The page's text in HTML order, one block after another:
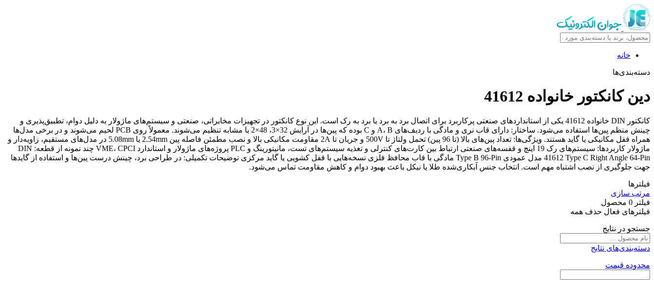
خانه
دسته‌بندی‌ها
دین کانکتور خانواده 41612
کانکتور DIN خانواده 41612 یکی از استانداردهای صنعتی پرکاربرد برای اتصال برد به برد یا برد به رک است. این نوع کانکتور در تجهیزات مخابراتی، صنعتی و سیستم‌های ماژولار به دلیل دوام، تطبیق‌پذیری و
چینش منظم پین‌ها استفاده می‌شود. ساختار: دارای قاب نری و مادگی با ردیف‌های A، B و C بوده که پین‌ها در آرایش 32×3، 48×2 یا مشابه تنظیم می‌شوند. معمولاً روی PCB لحیم می‌شوند و در برخی مدل‌ها
همراه قفل مکانیکی یا گاید هستند. ویژگی‌ها: تعداد پین‌های بالا (تا 96 پین) تحمل ولتاژ تا 500V و جریان تا 2A مقاومت مکانیکی بالا و نصب مطمئن فاصله پین 2.54mm یا 5.08mm در مدل‌های مستقیم، زاویه‌دار و
ماژولار کاربردها: سیستم‌های رک 19 اینچ و قفسه‌های صنعتی ارتباط بین کارت‌های کنترلی و تغذیه سیستم‌های تست، مانیتورینگ و PLC پروژه‌های ماژولار و استاندارد VME، CPCI چند نمونه از قطعه: DIN
41612 Type C Right Angle 64-Pin مدل عمودی Type B 96-Pin مادگی با قاب محافظ فلزی نسخه‌هایی با قفل کشویی یا گاید مرکزی توضیحات تکمیلی: در طراحی برد، چینش درست پین‌ها و استفاده از گایدها
جهت جلوگیری از نصب اشتباه مهم است. انتخاب جنس آبکاری‌شده طلا یا نیکل باعث بهبود دوام و کاهش مقاومت تماس می‌شود.
فیلترها
مرتب سازی
فیلتر 0 محصول
فیلترهای فعال حذف همه
جستجو در نتایج
دسته‌بندی‌های نتایج
محدوده قیمت